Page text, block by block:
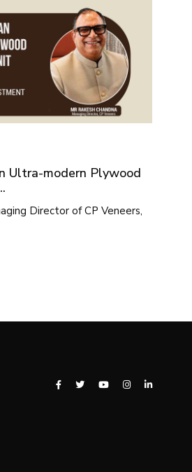
Ultra-modern Plywood
Director of CP Veneers,